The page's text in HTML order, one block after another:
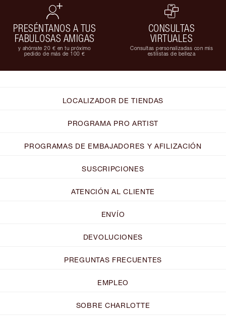
PRESÉNTANOS A TUS
FABULOSAS AMIGAS
y ahórrate 20 € en tu próximo
pedido de más de 100 €
CONSULTAS
VIRTUALES
Consultas personalizadas con mis
estilistas de belleza
LOCALIZADOR DE TIENDAS
PROGRAMA PRO ARTIST
PROGRAMAS DE EMBAJADORES Y AFILIZACIÓN
SUSCRIPCIONES
ATENCIÓN AL CLIENTE
ENVÍO
DEVOLUCIONES
PREGUNTAS FRECUENTES
EMPLEO
SOBRE CHARLOTTE